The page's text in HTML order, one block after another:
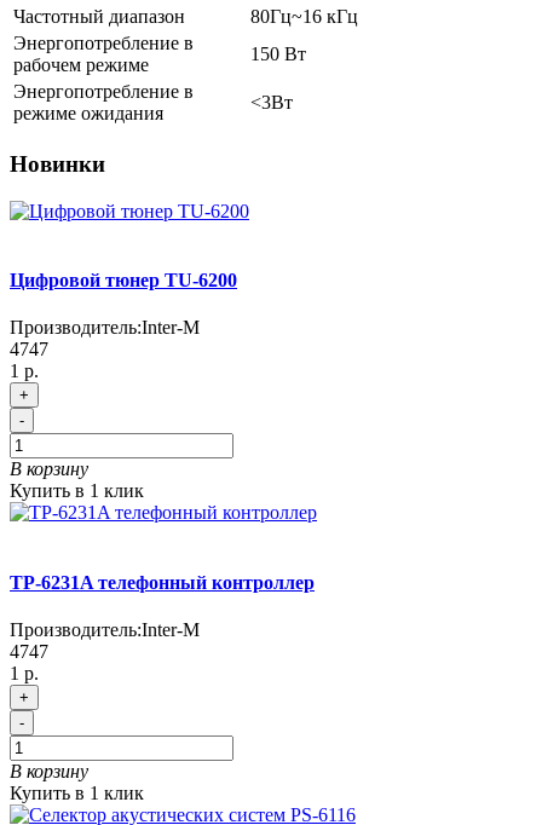
Частотный диапазон
80Гц~16 кГц
Энергопотребление в
рабочем режиме
150 Вт
Энергопотребление в
режиме ожидания
<3Вт
Новинки
Цифровой тюнер TU-6200
Производитель:Inter-M
4747
1 р.
+
-
В корзину
Купить в 1 клик
TP-6231A телефонный контроллер
Производитель:Inter-M
4747
1 р.
+
-
В корзину
Купить в 1 клик